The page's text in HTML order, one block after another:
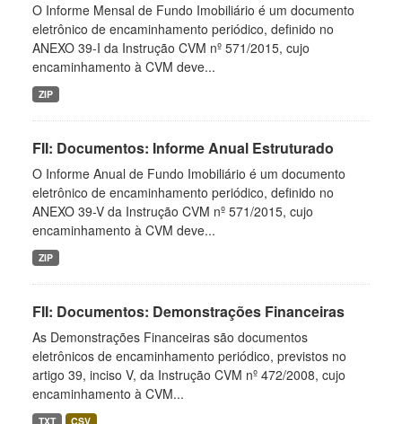
O Informe Mensal de Fundo Imobiliário é um documento
eletrônico de encaminhamento periódico, definido no
ANEXO 39-I da Instrução CVM nº 571/2015, cujo
encaminhamento à CVM deve...
ZIP
FII: Documentos: Informe Anual Estruturado
O Informe Anual de Fundo Imobiliário é um documento
eletrônico de encaminhamento periódico, definido no
ANEXO 39-V da Instrução CVM nº 571/2015, cujo
encaminhamento à CVM deve...
ZIP
FII: Documentos: Demonstrações Financeiras
As Demonstrações Financeiras são documentos
eletrônicos de encaminhamento periódico, previstos no
artigo 39, inciso V, da Instrução CVM nº 472/2008, cujo
encaminhamento à CVM...
TXT CSV